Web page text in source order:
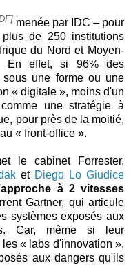
menée par IDC – pour
de 250 institutions
du Nord et Moyen-
En effet, si 96% des
sous une forme ou une
« digitale », moins d'un
une stratégie à
pour près de la moitié,
« front-office ».
le cabinet Forrester,
et Diego Lo Giudice
approche à 2 vitesses
Gartner, qui articule
systèmes exposés aux
Car, même si leur
« labs d'innovation »,
aux dangers qu'ils